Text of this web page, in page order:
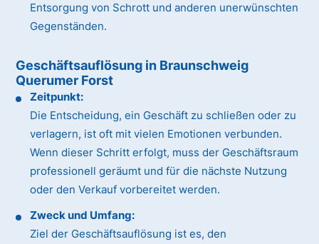
Entsorgung von Schrott und anderen unerwünschten
Gegenständen.
Geschäftsauflösung in Braunschweig
Querumer Forst
Zeitpunkt:
Die Entscheidung, ein Geschäft zu schließen oder zu
verlagern, ist oft mit vielen Emotionen verbunden.
Wenn dieser Schritt erfolgt, muss der Geschäftsraum
professionell geräumt und für die nächste Nutzung
oder den Verkauf vorbereitet werden.
Zweck und Umfang:
Ziel der Geschäftsauflösung ist es, den